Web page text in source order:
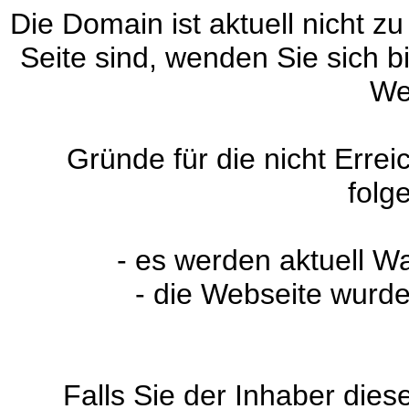
Die Domain ist aktuell nicht
Seite sind, wenden Sie sich
Gründe für die nicht
- es werden aktuell
- die Webseite
Falls Sie der Inhaber